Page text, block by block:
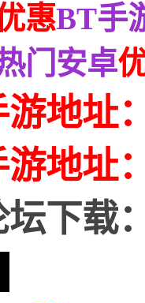
惠BT手
门安卓
地址
游地址
下载